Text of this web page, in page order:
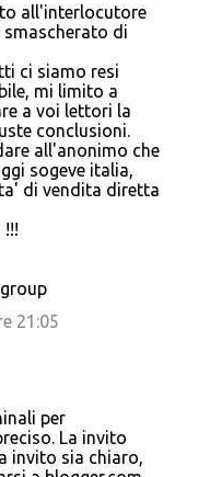
all'interlocutore
di
ci siamo resi
mi limito a
a voi lettori la
conclusioni.
all'anonimo che
sogeve italia,
di vendita diretta
21:05
per
La invito
invito sia chiaro,